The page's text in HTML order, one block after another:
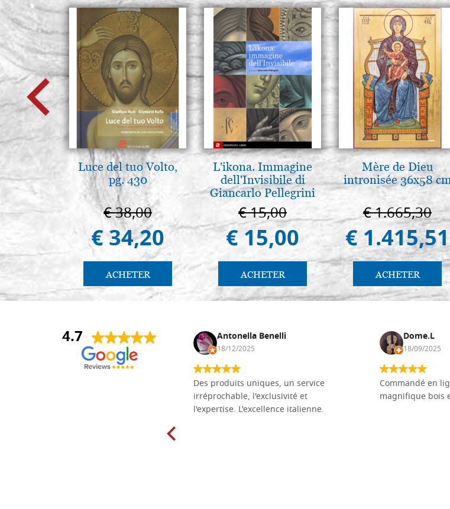
Luce del tuo Volto,
pg. 430
€ 38,00
€ 34,20
ACHETER
L'ikona. Immagine
dell'Invisibile di
Giancarlo Pellegrini
€ 15,00
€ 15,00
ACHETER
Mère de Dieu
intronisée 36x58
€ 1.665,30
€ 1.415,51
ACHETER
4.7
Daniel Vandewalle Antonella Benelli
18/12/2025
Des produits uniques, un service
irréprochable, l'exclusivité et
l'expertise. L'excellence italienne.
Dome.L
18/09/2025
Commandé en
magnifique bois